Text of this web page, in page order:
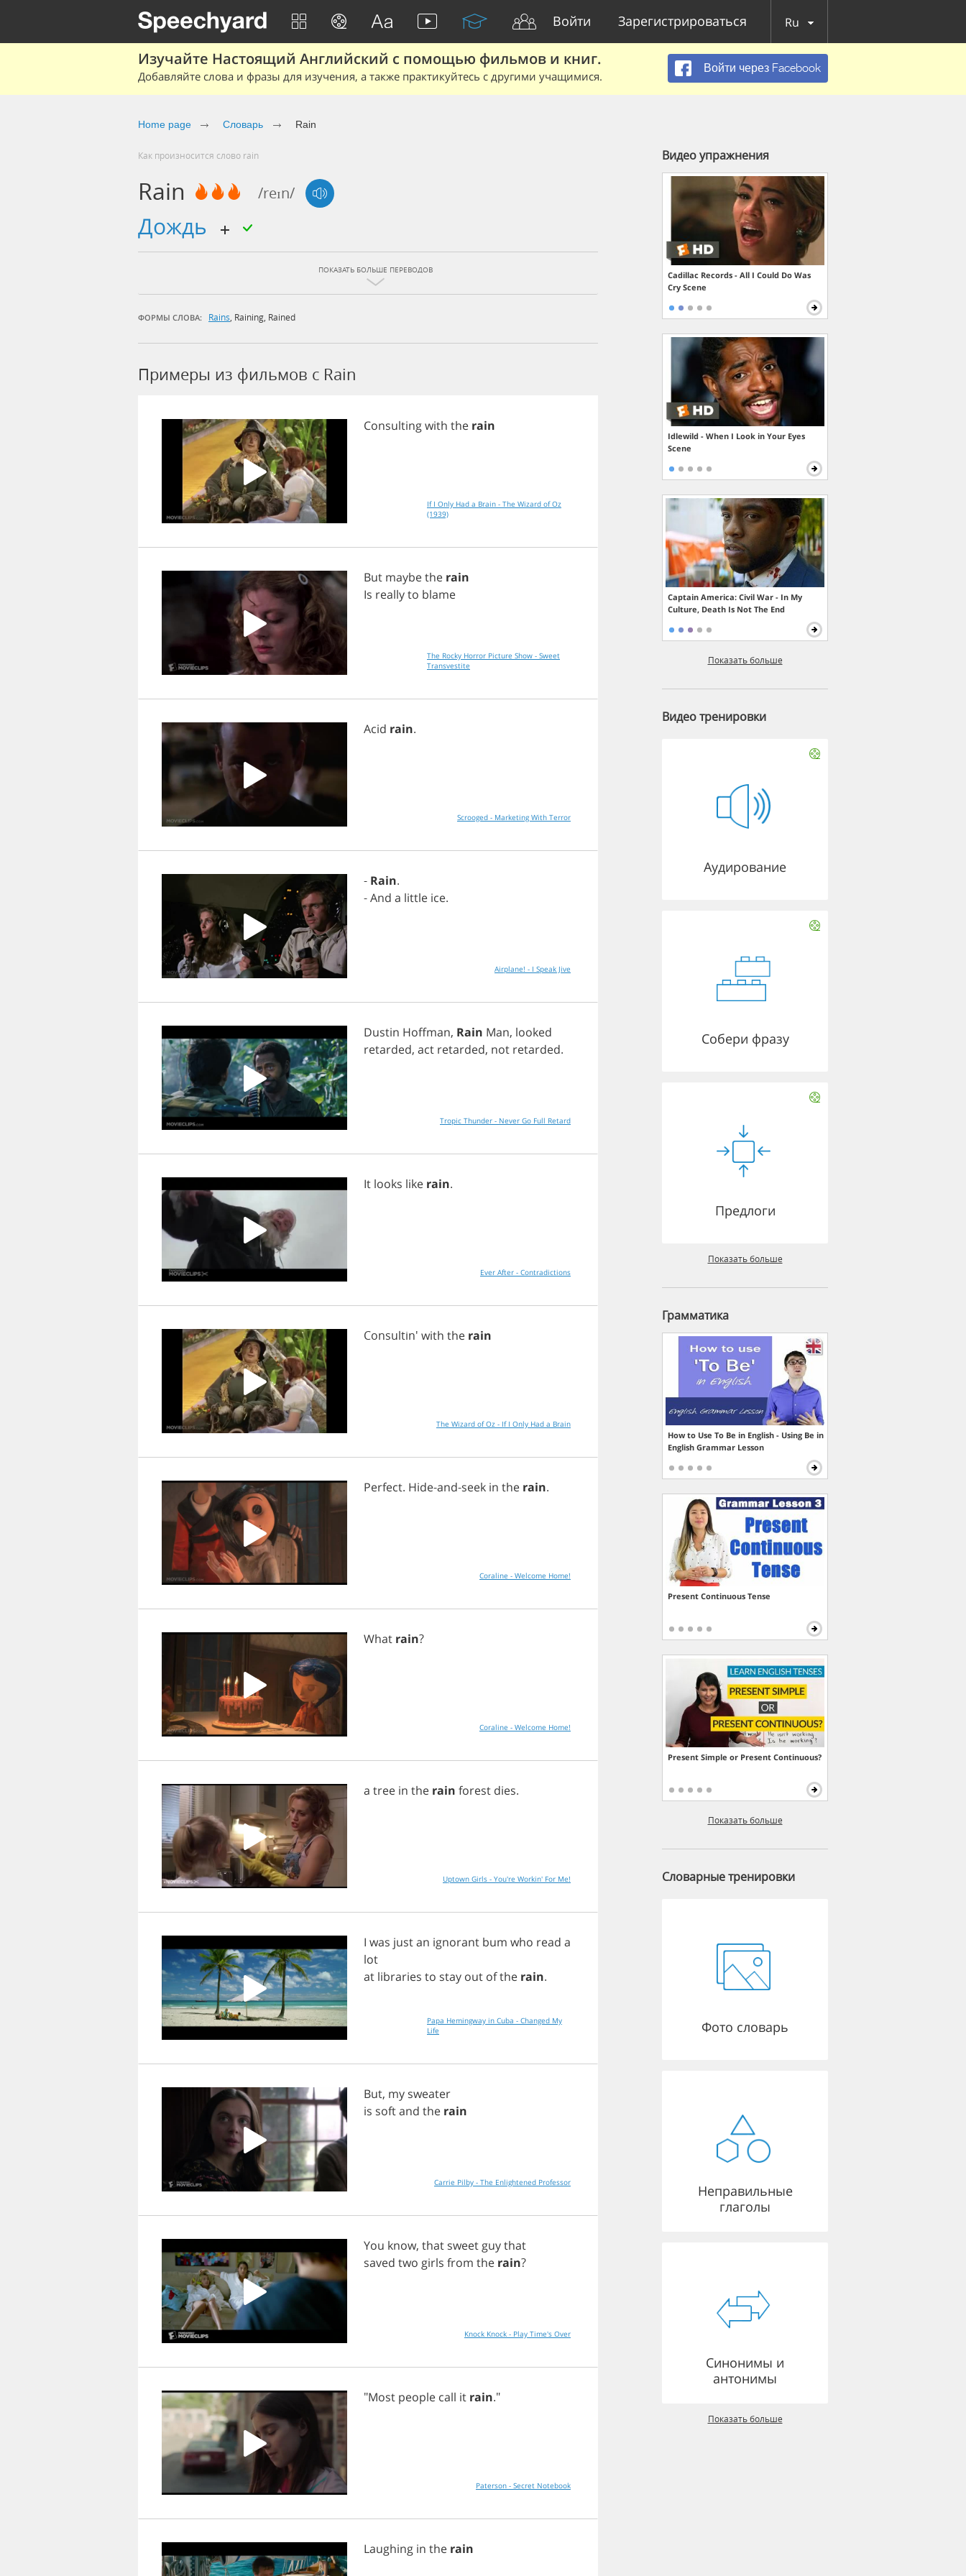
Войти Зарегистрироваться Ru
Изучайте Настоящий Английский с помощью фильмов и книг.
Добавляйте слова и фразы для изучения, а также практикуйтесь с другими учащимися.
Войти через Facebook
Home page Словарь Rain
Как произносится слово rain
Rain /reɪn/
дождь
ПОКАЗАТЬ БОЛЬШЕ ПЕРЕВОДОВ
ФОРМЫ СЛОВА: Rains Raining Rained
Примеры из фильмов c Rain
Consultingwith the rain
If I Only Had a Brain - The Wizard of Oz
(1939)
But maybethe rain
Is reallyto blame
The Rocky Horror Picture Show - Sweet
Transvestite
Acid rain.
Scrooged - Marketing With Terror
- Rain.
-And a little ice.
Airplane! - I Speak Jive
Dustin Hoffman, Rain Man, looked
retarded, act retarded, not retarded.
Tropic Thunder - Never Go Full Retard
It looks like rain.
Ever After - Contradictions
Consultin' with the rain
The Wizard of Oz - If I Only Had a Brain
Perfect. Hide-and-seek in the rain.
Coraline - Welcome Home!
What rain?
Coraline - Welcome Home!
a tree in the rain forest dies.
Uptown Girls - You're Workin' For Me!
I was justan ignorant bum who read a
lot
at libraries to stay out ofthe rain.
Papa Hemingway in Cuba - Changed My
Life
But, my sweater
is softand the rain
Carrie Pilby - The Enlightened Professor
You know, that sweet guythat
saved two girls from the rain?
Knock Knock - Play Time's Over
"Most people call it rain."
Paterson - Secret Notebook
Laughing in the rain
Видео упражнения
Cadillac Records - All I Could Do Was
Cry Scene
Idlewild - When I Look in Your Eyes
Scene
Captain America: Civil War - In My
Culture, Death Is Not The End
Показать больше
Видео тренировки
Аудирование
Собери фразу
Предлоги
Показать больше
Грамматика
How to Use To Be in English - Using Be in
English Grammar Lesson
Present Continuous Tense
Present Simple or Present Continuous?
Показать больше
Словарные тренировки
Фото словарь
Неправильные
глаголы
Синонимы и
антонимы
Показать больше